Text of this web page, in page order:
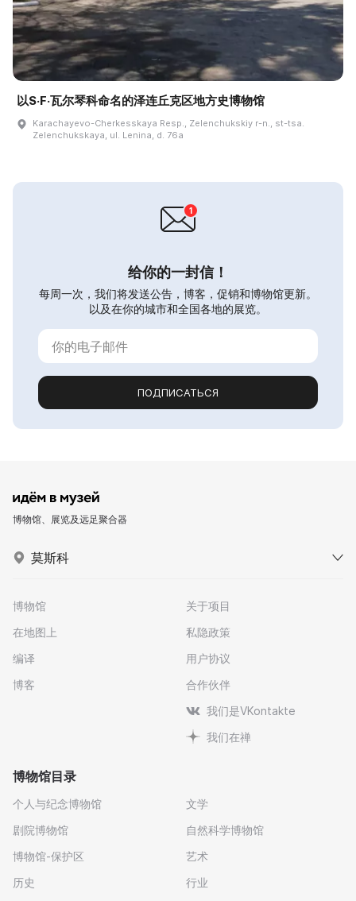
以S·F·瓦尔琴科命名的泽连丘克区地方史博物馆
Karachayevo-Cherkesskaya Resp., Zelenchukskiy r-n., st-tsa.
Zelenchukskaya, ul. Lenina, d. 76a
给你的一封信！
每周一次，我们将发送公告，博客，促销和博物馆更新。
以及在你的城市和全国各地的展览。
ПОДПИСАТЬСЯ
博物馆、展览及远足聚合器
莫斯科
博物馆
在地图上
编译
博客
关于项目
私隐政策
用户协议
合作伙伴
我们是VKontakte
我们在禅
博物馆目录
个人与纪念博物馆
剧院博物馆
博物馆-保护区
历史
文学
自然科学博物馆
艺术
行业